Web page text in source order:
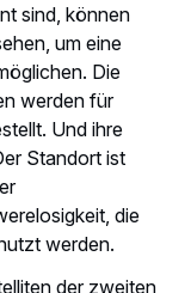
sind, können
um eine
Die
werden für
Und ihre
Standort ist
die
werden.
der zweiten